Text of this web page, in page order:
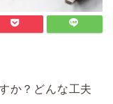
か？どんな工夫